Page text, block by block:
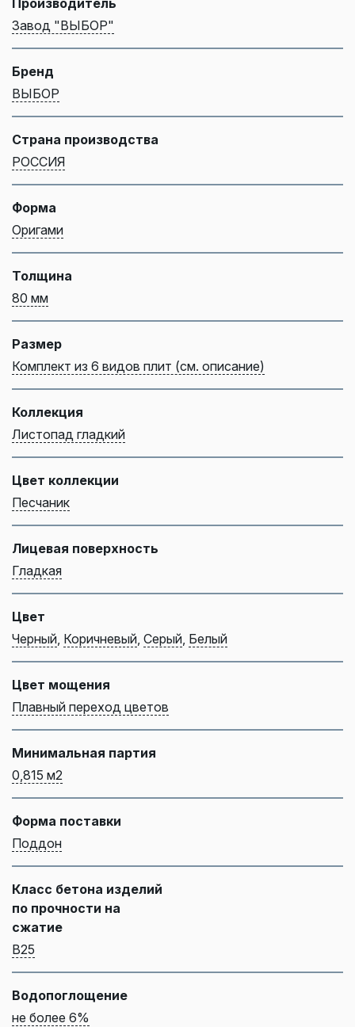
Завод "ВЫБОР"
Бренд
ВЫБОР
Страна производства
РОССИЯ
Форма
Оригами
Толщина
80 мм
Размер
Комплект из 6 видов плит (см. описание)
Коллекция
Листопад гладкий
Цвет коллекции
Песчаник
Лицевая поверхность
Гладкая
Цвет
Черный Коричневый Серый Белый
Цвет мощения
Плавный переход цветов
Минимальная партия
0,815 м2
Форма поставки
Поддон
Класс бетона изделий
по прочности на
сжатие
B25
Водопоглощение
не более 6%